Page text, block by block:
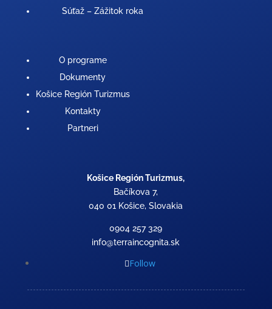
Súťaž – Zážitok roka
O programe
Dokumenty
Košice Región Turizmus
Kontakty
Partneri
Košice Región Turizmus,
Bačíkova 7,
040 01 Košice, Slovakia
0904 257 329
info@terraincognita.sk
Follow